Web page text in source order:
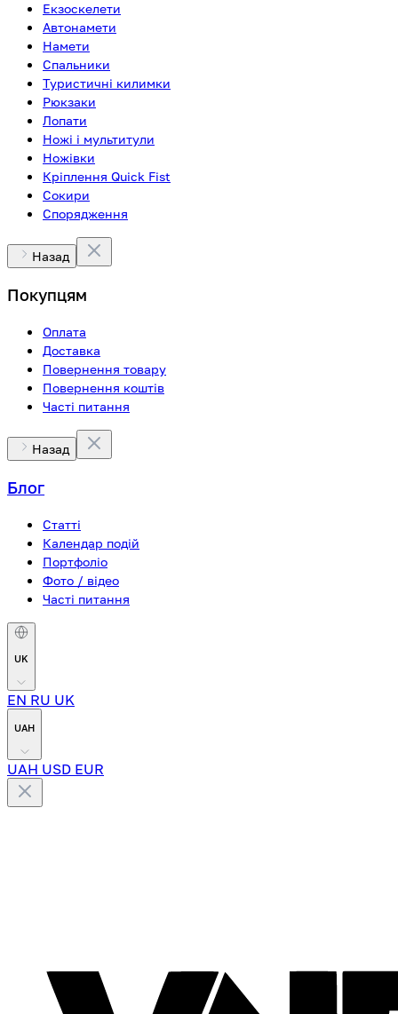
Екзоскелети
Автонамети
Намети
Спальники
Туристичні килимки
Рюкзаки
Лопати
Ножі і мультитули
Ножівки
Кріплення Quick Fist
Сокири
Спорядження
Назад
Покупцям
Оплата
Доставка
Повернення товару
Повернення коштів
Часті питання
Назад
Блог
Статті
Календар подій
Портфоліо
Фото / відео
Часті питання
UK
EN RU UK
UAH
UAH USD EUR